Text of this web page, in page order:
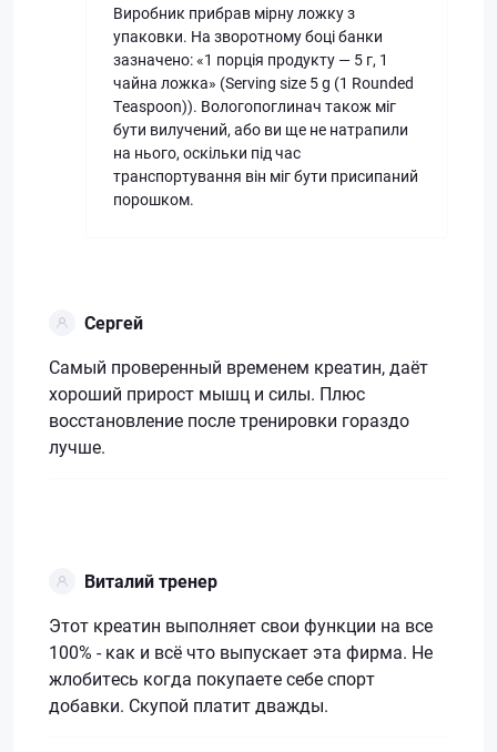
Виробник прибрав мірну ложку з
упаковки. На зворотному боці банки
зазначено: «1 порція продукту — 5 г, 1
чайна ложка» (Serving size 5 g (1 Rounded
Teaspoon)). Вологопоглинач також міг
бути вилучений, або ви ще не натрапили
на нього, оскільки під час
транспортування він міг бути присипаний
порошком.
Сергей
Самый проверенный временем креатин, даёт
хороший прирост мышц и силы. Плюс
восстановление после тренировки гораздо
лучше.
Виталий тренер
Этот креатин выполняет свои функции на все
100% - как и всё что выпускает эта фирма. Не
жлобитесь когда покупаете себе спорт
добавки. Скупой платит дважды.